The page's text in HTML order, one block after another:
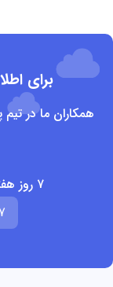
برای
همکاران ما در
۷ روز هفته × ۲۴ ساعت روز